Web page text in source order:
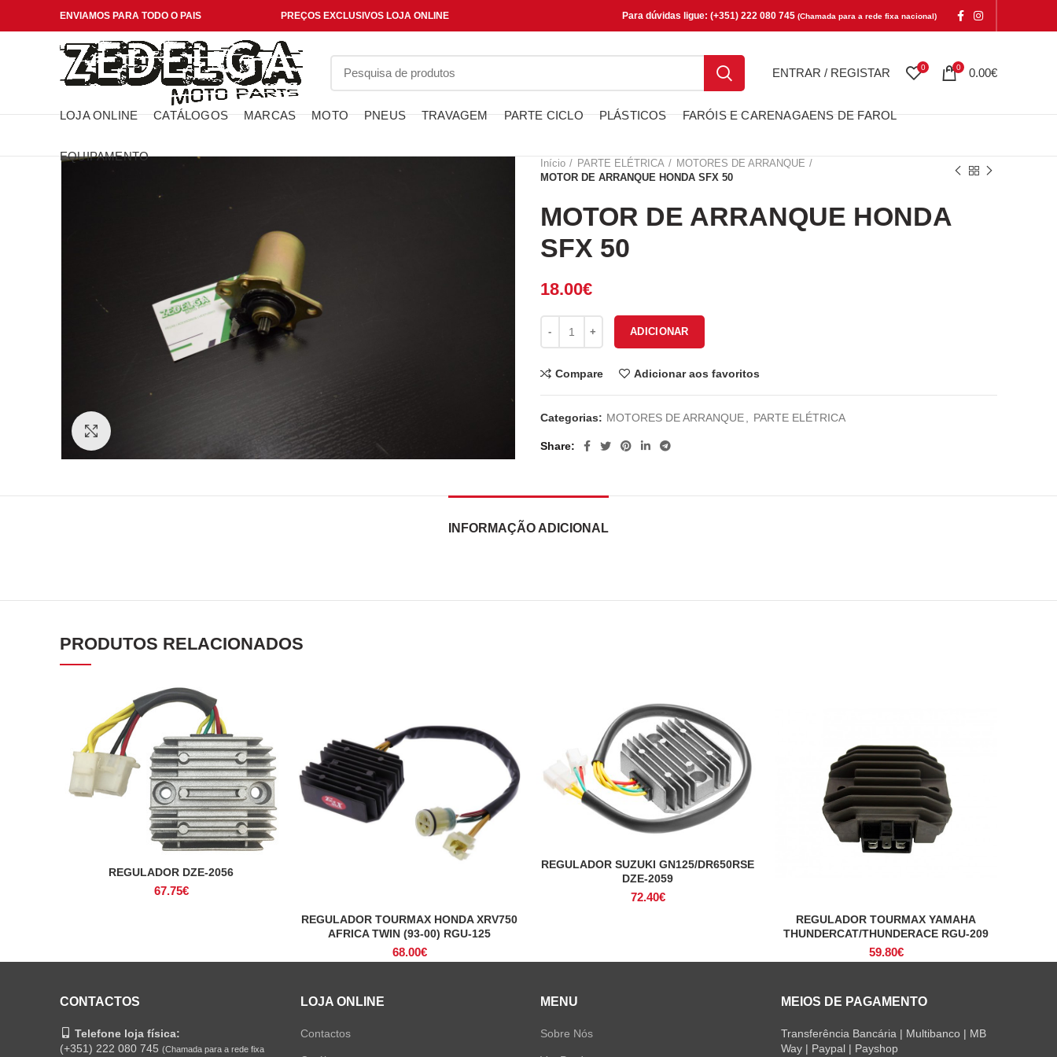
ENVIAMOS PARA TODO O PAIS PREÇOS EXCLUSIVOS LOJA ONLINE Para dúvidas ligue: (+351) 222 080 745 (Chamada para a rede fixa nacional)
ENTRAR / REGISTAR 0 0 0.00€
LOJA ONLINE CATÁLOGOS MARCAS MOTO PNEUS TRAVAGEM PARTE CICLO PLÁSTICOS FARÓIS E CARENAGAENS DE FAROL
EQUIPAMENTO
Início PARTE ELÉTRICA
MOTORES DE ARRANQUE
MOTOR DE ARRANQUE HONDA SFX 50
MOTOR DE ARRANQUE HONDA
SFX 50
18.00€
ADICIONAR
Compare Adicionar aos favoritos
Categorias: MOTORES DE ARRANQUE PARTE ELÉTRICA
Share
INFORMAÇÃO ADICIONAL
PRODUTOS RELACIONADOS
ADICIONAR
REGULADOR DZE-2056
67.75€
ADICIONAR
REGULADOR TOURMAX HONDA XRV750
AFRICA TWIN (93-00) RGU-125
68.00€
ADICIONAR
REGULADOR SUZUKI GN125/DR650RSE
DZE-2059
72.40€
ADICIONAR
REGULADOR TOURMAX YAMAHA
THUNDERCAT/THUNDERACE RGU-209
59.80€
CONTACTOS
Telefone loja física:
(+351) 222 080 745 (Chamada para a rede fixa
LOJA ONLINE
Contactos
MENU
Sobre Nós
MEIOS DE PAGAMENTO
Transferência Bancária | Multibanco | MB
Way | Paypal | Payshop